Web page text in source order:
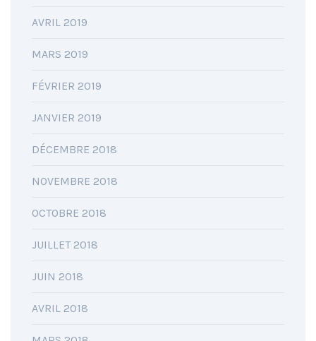
AVRIL 2019
MARS 2019
FÉVRIER 2019
JANVIER 2019
DÉCEMBRE 2018
NOVEMBRE 2018
OCTOBRE 2018
JUILLET 2018
JUIN 2018
AVRIL 2018